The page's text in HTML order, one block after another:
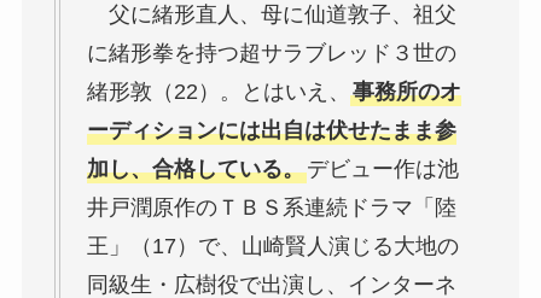
父に緒形直人、母に仙道敦子、祖父
に緒形拳を持つ超サラブレッド３世の
緒形敦（22）。とはいえ、 事務所のオ
ーディションには出自は伏せたまま参
加し、合格している。デビュー作は池
井戸潤原作のＴＢＳ系連続ドラマ「陸
王」（17）で、山崎賢人演じる大地の
同級生・広樹役で出演し、インターネ